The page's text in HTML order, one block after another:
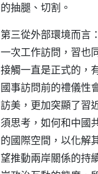
的抽腿、切割。
第三從外部環境而言
一次工作訪問，習也
接觸一直是正式的，
國事訪問前的禮儀性
訪美，更加突顯了習
須思考，如何和中國
的國際空間，以化解
望推動兩岸關係的持